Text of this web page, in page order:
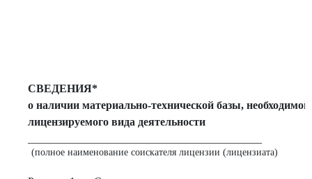
СВЕДЕНИЯ*
о наличии материально-технической базы,
лицензируемого вида деятельности
(полное наименование соискателя лицензии (лицензиата)